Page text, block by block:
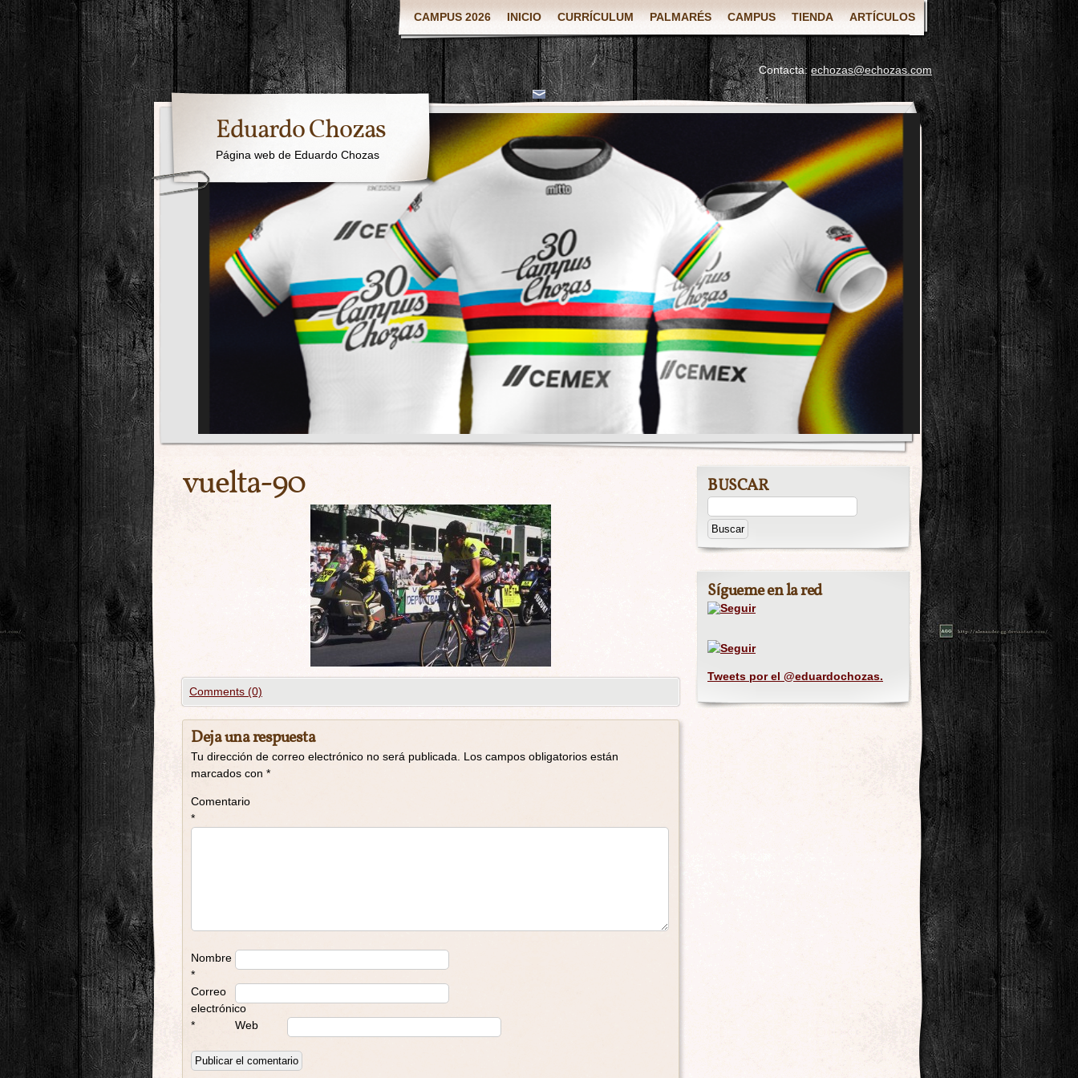
CAMPUS 2026 INICIO CURRÍCULUM PALMARÉS CAMPUS TIENDA ARTÍCULOS
Contacta:echozas@echozas.com
Eduardo Chozas
Página web de Eduardo Chozas
vuelta-90
Comments (0)
Deja una respuesta
Tu dirección de correo electrónico no será publicada.
Los campos obligatorios están
marcados con *
Comentario
*
Nombre
*
Correo
electrónico
*
Web
BUSCAR
Sígueme en la red
Tweets por el @eduardochozas.